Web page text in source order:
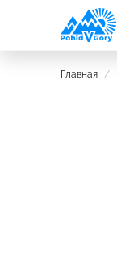
Главная /